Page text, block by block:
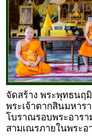
จัดสร้าง พระพุทธนฤ
พระเจ้าตากสินมหา
โบราณรอบพระอารา
สามเณรภายในพระ